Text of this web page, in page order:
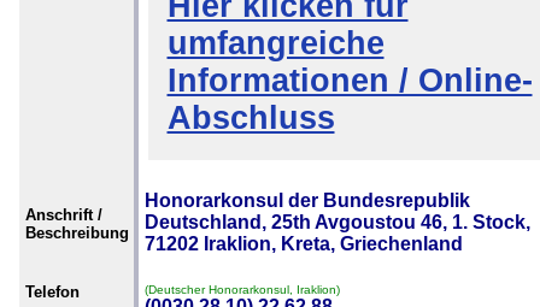
umfangreiche
Informationen / Online-
Abschluss
Anschrift /
Beschreibung
Honorarkonsul der Bundesrepublik
Deutschland, 25th Avgoustou 46, 1. Stock,
71202 Iraklion, Kreta, Griechenland
Telefon (Deutscher Honorarkonsul, Iraklion)